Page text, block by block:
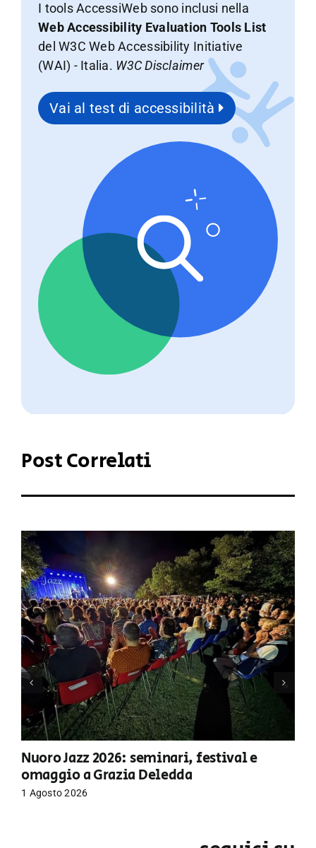
I tools AccessiWeb sono inclusi nella
Web Accessibility Evaluation Tools List
del W3C Web Accessibility Initiative
(WAI) - Italia. W3C Disclaimer
Vai al test di accessibilità
Post Correlati
Nuoro Jazz 2026: seminari, festival e
omaggio a Grazia Deledda
1 Agosto 2026